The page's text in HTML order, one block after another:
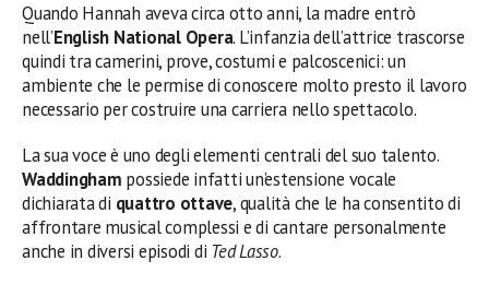
Quando Hannah aveva circa otto anni, la madre entrò
nell’English National Opera. L’infanzia dell’attrice trascorse
quindi tra camerini, prove, costumi e palcoscenici: un
ambiente che le permise di conoscere molto presto il lavoro
necessario per costruire una carriera nello spettacolo.
La sua voce è uno degli elementi centrali del suo talento.
Waddingham possiede infatti un’estensione vocale
dichiarata di quattro ottave, qualità che le ha consentito di
affrontare musical complessi e di cantare personalmente
anche in diversi episodi di Ted Lasso.